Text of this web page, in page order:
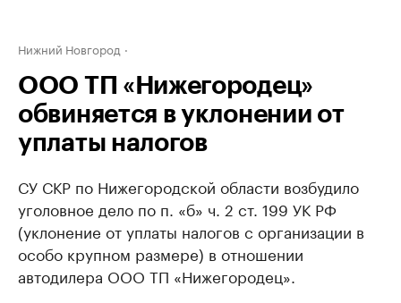
Нижний Новгород
ООО ТП «Нижегородец»
обвиняется в уклонении от
уплаты налогов
СУ СКР по Нижегородской области возбудило
уголовное дело по п. «​б» ч. 2 ст. 199 УК РФ
(уклонение от уплаты налогов с организации в
особо крупном размере) в отношении
автодилера ООО ТП «​Нижегородец».